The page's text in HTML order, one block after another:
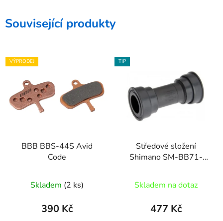
Související produkty
VÝPRODEJ
BBB BBS-44S Avid
Code
Skladem (2 ks)
390 Kč
TIP
Středové složení
Shimano SM-BB71-
Skladem na dotaz
477 Kč